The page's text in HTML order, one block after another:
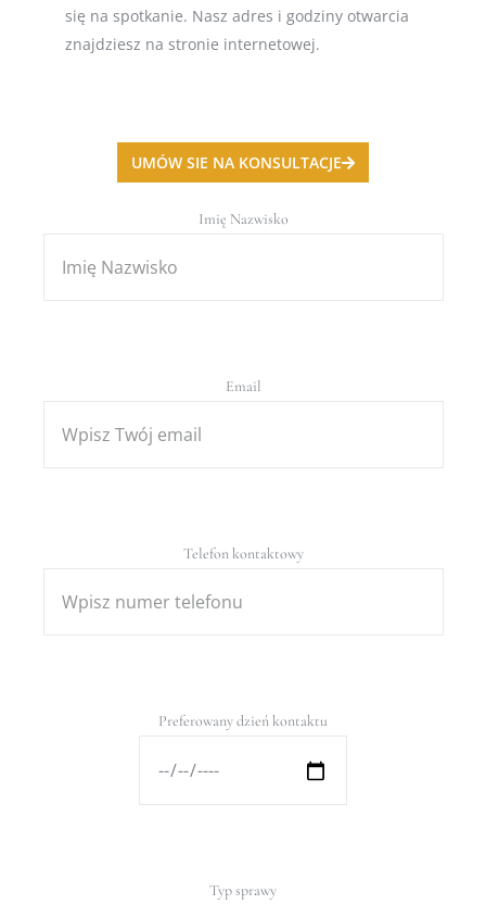
się na spotkanie. Nasz adres i godziny otwarcia
znajdziesz na stronie internetowej.
UMÓW SIE NA KONSULTACJE
Imię Nazwisko
Email
Telefon kontaktowy
Preferowany dzień kontaktu
Typ sprawy